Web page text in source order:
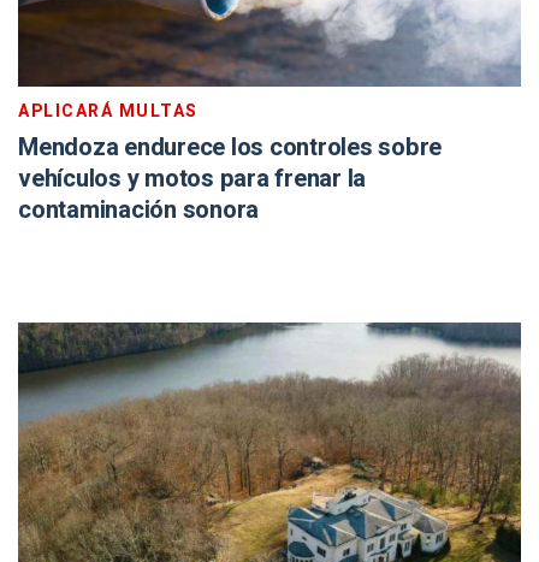
APLICARÁ MULTAS
Mendoza endurece los controles sobre
vehículos y motos para frenar la
contaminación sonora